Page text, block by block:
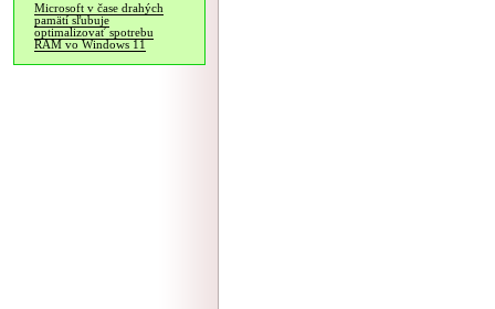
Microsoft v čase drahých
pamätí sľubuje
optimalizovať spotrebu
RAM vo Windows 11